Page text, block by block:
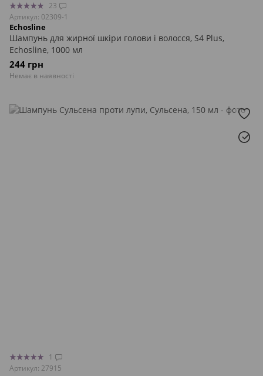
23
Артикул: 02309-1
Echosline
Шампунь для жирної шкіри голови і волосся, S4 Plus,
Echosline, 1000 мл
244 грн
Немає в наявності
1
Артикул: 27915